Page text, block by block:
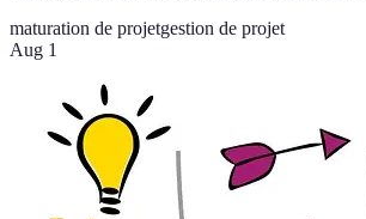
maturation de projetgestion de projet
Aug 1